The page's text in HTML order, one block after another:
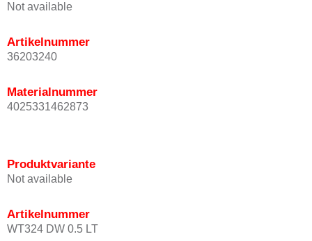
Not available
Artikelnummer
36203240
Materialnummer
4025331462873
Produktvariante
Not available
Artikelnummer
WT324 DW 0.5 LT